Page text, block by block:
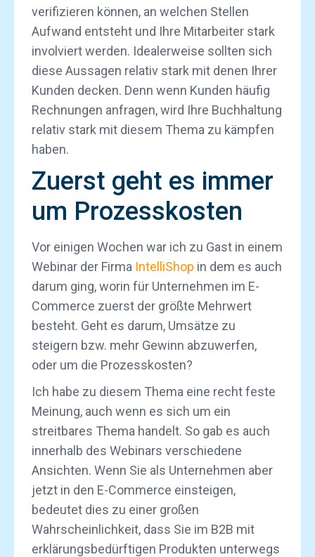
verifizieren können, an welchen Stellen
Aufwand entsteht und Ihre Mitarbeiter stark
involviert werden. Idealerweise sollten sich
diese Aussagen relativ stark mit denen Ihrer
Kunden decken. Denn wenn Kunden häufig
Rechnungen anfragen, wird Ihre Buchhaltung
relativ stark mit diesem Thema zu kämpfen
haben.
Zuerst geht es immer
um Prozesskosten
Vor einigen Wochen war ich zu Gast in einem
Webinar der Firma IntelliShop in dem es auch
darum ging, worin für Unternehmen im E-
Commerce zuerst der größte Mehrwert
besteht. Geht es darum, Umsätze zu
steigern bzw. mehr Gewinn abzuwerfen,
oder um die Prozesskosten?
Ich habe zu diesem Thema eine recht feste
Meinung, auch wenn es sich um ein
streitbares Thema handelt. So gab es auch
innerhalb des Webinars verschiedene
Ansichten. Wenn Sie als Unternehmen aber
jetzt in den E-Commerce einsteigen,
bedeutet dies zu einer großen
Wahrscheinlichkeit, dass Sie im B2B mit
erklärungsbedürftigen Produkten unterwegs